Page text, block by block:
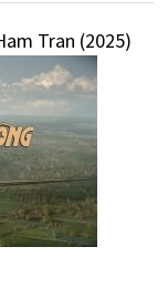
Tran (2025)